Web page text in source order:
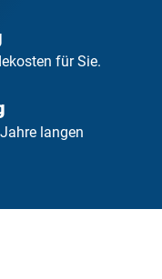
für Sie.
langen